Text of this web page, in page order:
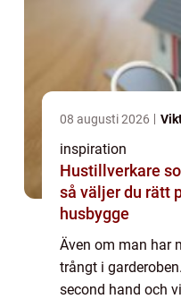
08 augusti 2026
inspiration
Hustillverkare
så väljer du rätt
husbygge
Även om man har
trångt i
second hand och